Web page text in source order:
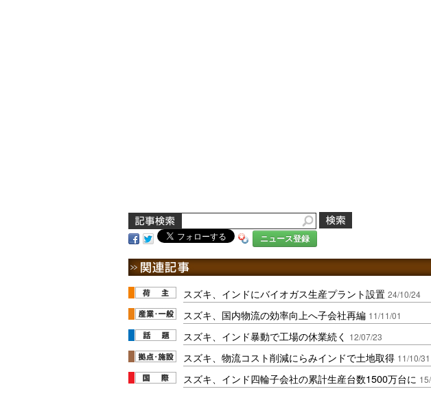
ニュース登録
スズキ、インドにバイオガス生産プラント設置 24/10/24
スズキ、国内物流の効率向上へ子会社再編 11/11/01
スズキ、インド暴動で工場の休業続く 12/07/23
スズキ、物流コスト削減にらみインドで土地取得 11/10/31
スズキ、インド四輪子会社の累計生産台数1500万台に